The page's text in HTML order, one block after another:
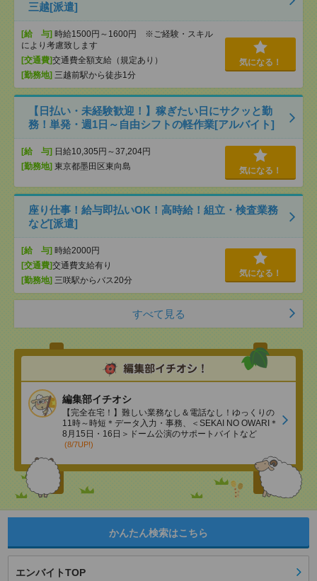
三越[派遣]
[給 与] 時給1500円～1600円 ※ご経験・スキル
により考慮致します
[交通費]交通費全額支給（規定あり）
[勤務地] 三越前駅から徒歩1分
気になる！
【日払い・未経験歓迎！】稼ぎたい日にサクッと勤
務！単発・週1日～自由シフトの軽作業[アルバイト]
[給 与] 日給10,305円～37,204円
[勤務地] 東京都墨田区東向島 気になる！
座り仕事！給与即払いOK！高時給！組立・検査業務
など[派遣]
[給 与] 時給2000円
[交通費]交通費支給有り
[勤務地] 三咲駅からバス20分
気になる！
すべて見る
編集部イチオシ
【完全在宅！】難しい業務なし＆電話なし！ゆっくりの
11時～時短＊データ入力・事務、＜SEKAI NO OWARI＊
8月15日・16日＞ドーム公演のサポートバイトなど
(8/7UP!)
かんたん検索はこちら
エンバイトTOP